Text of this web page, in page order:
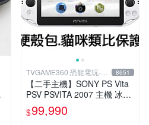
TVGAME360 恐龍電玩-台
中店
8651
【二手主機】SONY PS Vita
PSV PSVITA 2007 主機 冰河
白 白黑色(9.9成新)【台中恐
龍電玩】
$99,990